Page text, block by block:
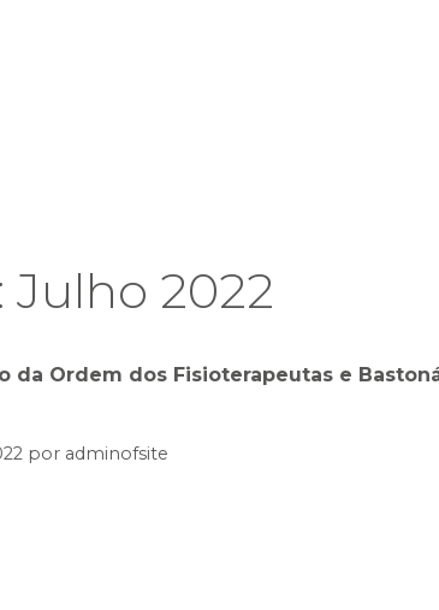
Julho 2022
da Ordem dos Fisioterapeutas e
por adminofsite